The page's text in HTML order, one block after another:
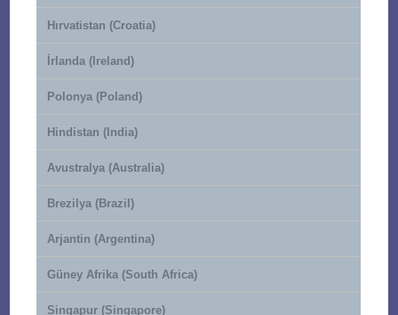
Hırvatistan (Croatia)
İrlanda (Ireland)
Polonya (Poland)
Hindistan (India)
Avustralya (Australia)
Brezilya (Brazil)
Arjantin (Argentina)
Güney Afrika (South Africa)
Singapur (Singapore)